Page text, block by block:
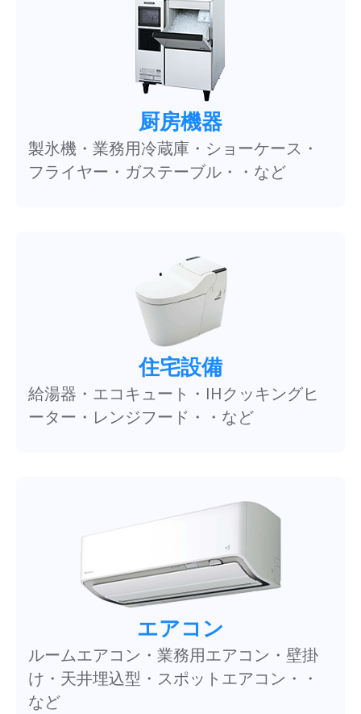
厨房機器
製氷機・業務用冷蔵庫・ショーケース・
フライヤー・ガステーブル・・など
住宅設備
給湯器・エコキュート・IHクッキングヒ
ーター・レンジフード・・など
エアコン
ルームエアコン・業務用エアコン・壁掛
け・天井埋込型・スポットエアコン・・
など